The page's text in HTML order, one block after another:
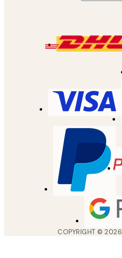
COPYRIGHT ©2026